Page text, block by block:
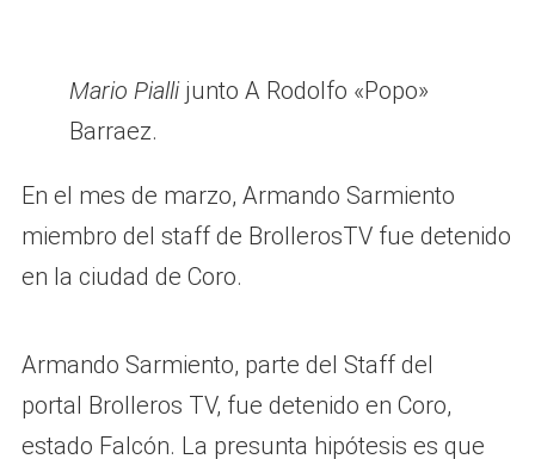
Mario Piallijunto A Rodolfo «Popo»
Barraez.
En el mes de marzo, Armando Sarmiento
miembro del staff de BrollerosTV fue detenido
en la ciudad de Coro.
Armando Sarmiento, parte del Staff del
portal Brolleros TV, fue detenido en Coro,
estado Falcón. La presunta hipótesis es que